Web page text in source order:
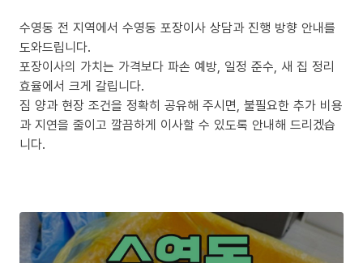
수영동 전 지역에서 수영동 포장이사 상담과 진행 방향 안내를
도와드립니다.
포장이사의 가치는 가격보다 파손 예방, 일정 준수, 새 집 정리
효율에서 크게 갈립니다.
짐 양과 현장 조건을 정확히 공유해 주시면, 불필요한 추가 비용
과 지연을 줄이고 깔끔하게 이사할 수 있도록 안내해 드리겠습
니다.